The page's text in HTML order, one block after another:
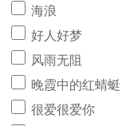
海浪
好人好梦
风雨无阻
晚霞中的红蜻蜓
很爱很爱你